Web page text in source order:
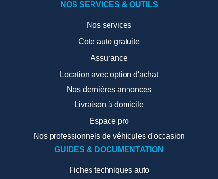
NOS SERVICES & OUTILS
Nos services
Cote auto gratuite
Assurance
Location avec option d'achat
Nos dernières annonces
Livraison à domicile
Espace pro
Nos professionnels de véhicules d'occasion
GUIDES & DOCUMENTATION
Fiches techniques auto